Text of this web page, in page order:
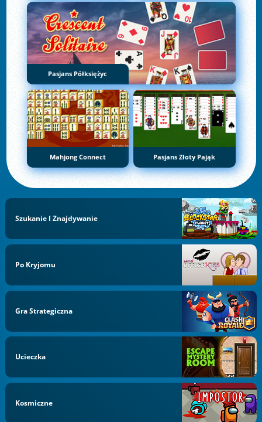
Pasjans Półksiężyc
Mahjong Connect Pasjans Złoty Pająk
Szukanie I Znajdywanie
Po Kryjomu
Gra Strategiczna
Ucieczka
Kosmiczne